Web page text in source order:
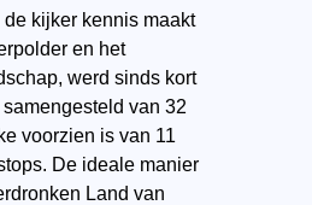
de kijker kennis maakt
en het
werd sinds kort
van 32
voorzien is van 11
De ideale manier
Land van